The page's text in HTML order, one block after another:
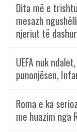
Dita më e
mesazh
njeriut të dashur
UEFA nuk
punonjësen,
Roma e ka
me huazim nga